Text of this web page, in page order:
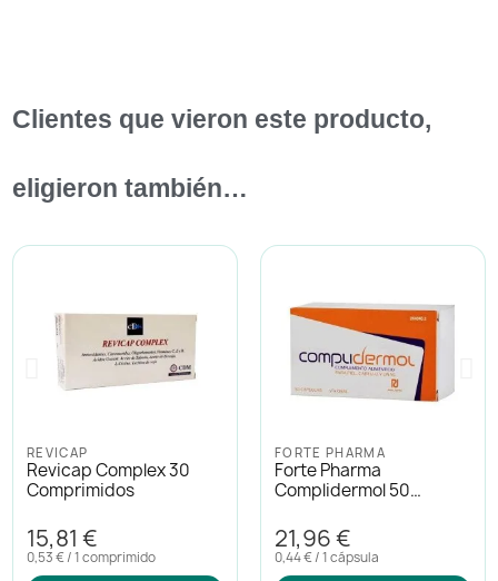
Clientes que vieron este producto,
eligieron también…
REVICAP
Revicap Complex 30
Comprimidos
15,81 €
0,53 € / 1 comprimido
FORTE PHARMA
Forte Pharma
Complidermol 50
21,96 €
0,44 € / 1 cápsula